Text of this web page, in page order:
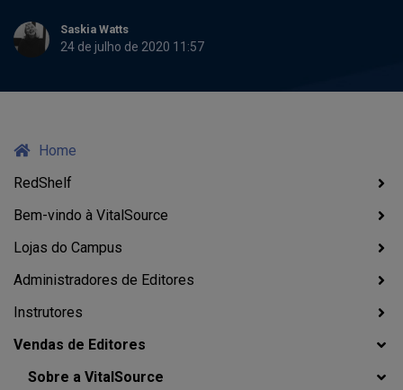
Saskia Watts
24 de julho de 2020 11:57
Home
RedShelf
Bem-vindo à VitalSource
Lojas do Campus
Administradores de Editores
Instrutores
Vendas de Editores
Sobre a VitalSource